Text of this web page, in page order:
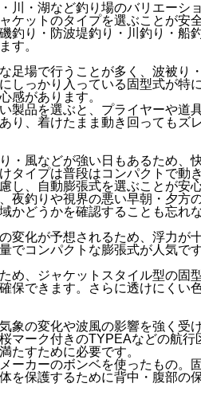
川・湖など釣り場のバリエーシ
ケットのタイプを選ぶことが安
釣り・防波堤釣り・川釣り・船
す。
足場で行うことが多く、波被り
しっかり入っている固型式が特
感があります。
製品を選ぶと、プライヤーや道
り、着けたまま動き回ってもズ
・風などが強い日もあるため、
タイプは普段はコンパクトで動
し、自動膨張式を選ぶことが安
夜釣りや視界の悪い早朝・夕方
かどうかを確認することも忘れ
変化が予想されるため、浮力が
でコンパクトな膨張式が人気で
め、ジャケットスタイル型の固
保できます。さらに透けにくい
象の変化や波風の影響を強く受
マーク付きのTYPEAなどの航行
たすために必要です。
ーカーのボンベを使ったもの。
を保護するために背中・腹部の